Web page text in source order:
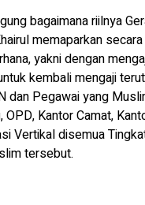
bagaimana riilnya
memaparkan
yakni dengan
kembali mengaji
dan Pegawai yang
OPD, Kantor Camat,
Vertikal disemua
tersebut.